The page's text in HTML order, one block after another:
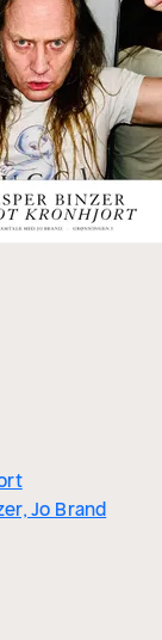
Jo Brand